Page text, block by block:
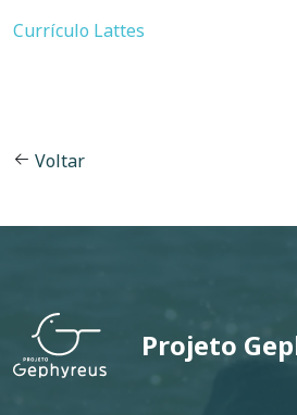
Currículo Lattes
Voltar
Projeto